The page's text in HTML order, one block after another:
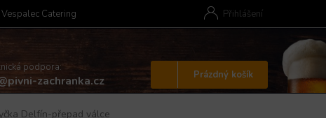
Vespalec Catering Přihlášení
podpora:
zachranka.cz
Nákupní
košík
Prázdný košík
Delfín-přepad válce